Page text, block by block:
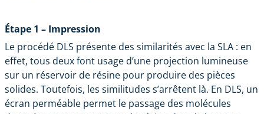
Étape 1 – Impression
Le procédé DLS présente des similarités avec la SLA : en
effet, tous deux font usage d’une projection lumineuse
sur un réservoir de résine pour produire des pièces
solides. Toutefois, les similitudes s’arrêtent là. En DLS, un
écran perméable permet le passage des molécules